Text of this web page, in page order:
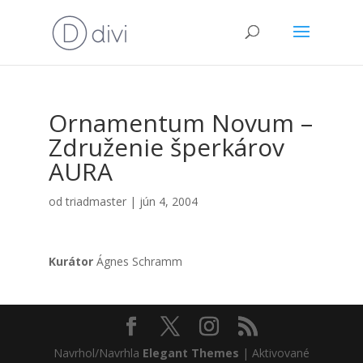
Orna­men­tum Novum –
Zdru­že­nie šper­ká­rov
AURA
odtriadmaster| jún 4, 2004
Kurá­torÁgnes Sch­ramm
Navrhol/Navrhla Elegant Themes | Aktivované